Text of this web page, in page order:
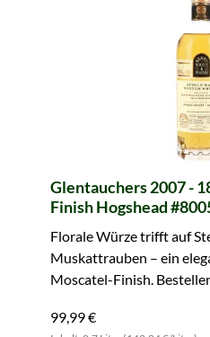
Glentauchers 2007 -
Finish Hogshead
Florale Würze trifft auf
Muskattrauben – ein
Moscatel-Finish.
99,99 €